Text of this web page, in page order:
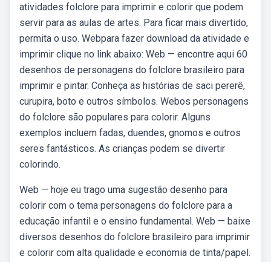
atividades folclore para imprimir e colorir que podem
servir para as aulas de artes. Para ficar mais divertido,
permita o uso. Webpara fazer download da atividade e
imprimir clique no link abaixo: Web — encontre aqui 60
desenhos de personagens do folclore brasileiro para
imprimir e pintar. Conheça as histórias de saci pererê,
curupira, boto e outros símbolos. Webos personagens
do folclore são populares para colorir. Alguns
exemplos incluem fadas, duendes, gnomos e outros
seres fantásticos. As crianças podem se divertir
colorindo.
Web — hoje eu trago uma sugestão desenho para
colorir com o tema personagens do folclore para a
educação infantil e o ensino fundamental. Web — baixe
diversos desenhos do folclore brasileiro para imprimir
e colorir com alta qualidade e economia de tinta/papel.